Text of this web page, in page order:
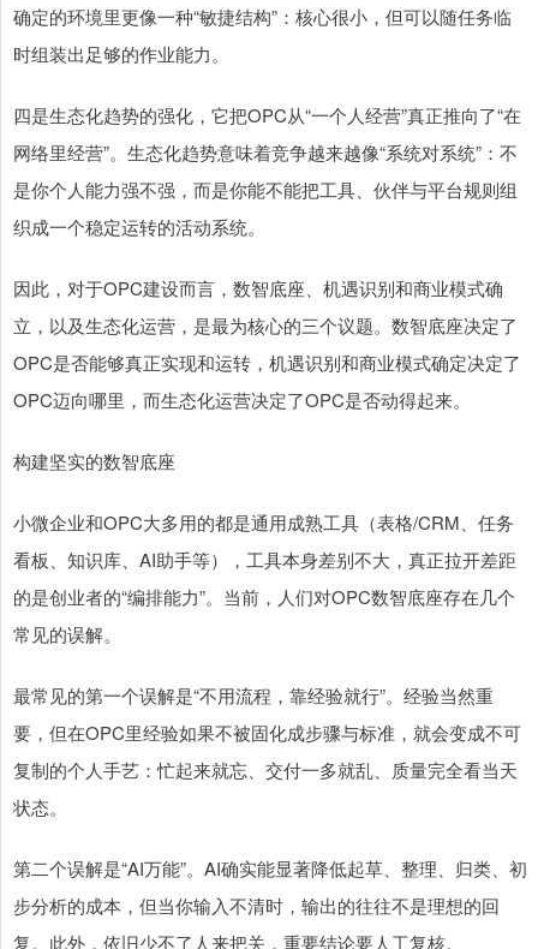
确定的环境里更像一种“敏捷结构”：核心很小，但可以随任务临
时组装出足够的作业能力。
四是生态化趋势的强化，它把OPC从“一个人经营”真正推向了“在
网络里经营”。生态化趋势意味着竞争越来越像“系统对系统”：不
是你个人能力强不强，而是你能不能把工具、伙伴与平台规则组
织成一个稳定运转的活动系统。
因此，对于OPC建设而言，数智底座、机遇识别和商业模式确
立，以及生态化运营，是最为核心的三个议题。数智底座决定了
OPC是否能够真正实现和运转，机遇识别和商业模式确定决定了
OPC迈向哪里，而生态化运营决定了OPC是否动得起来。
构建坚实的数智底座
小微企业和OPC大多用的都是通用成熟工具（表格/CRM、任务
看板、知识库、AI助手等），工具本身差别不大，真正拉开差距
的是创业者的“编排能力”。当前，人们对OPC数智底座存在几个
常见的误解。
最常见的第一个误解是“不用流程，靠经验就行”。经验当然重
要，但在OPC里经验如果不被固化成步骤与标准，就会变成不可
复制的个人手艺：忙起来就忘、交付一多就乱、质量完全看当天
状态。
第二个误解是“AI万能”。AI确实能显著降低起草、整理、归类、初
步分析的成本，但当你输入不清时，输出的往往不是理想的回
复。此外，依旧少不了人来把关，重要结论要人工复核。